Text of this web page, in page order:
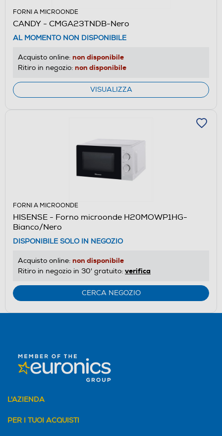
FORNI A MICROONDE
CANDY - CMGA23TNDB-Nero
AL MOMENTO NON DISPONIBILE
Acquisto online: non disponibile
Ritiro in negozio: non disponibile
VISUALIZZA
FORNI A MICROONDE
HISENSE - Forno microonde H20MOWP1HG-
Bianco/Nero
DISPONIBILE SOLO IN NEGOZIO
Acquisto online: non disponibile
Ritiro in negozio in 30' gratuito: verifica
CERCA NEGOZIO
L'AZIENDA
PER I TUOI ACQUISTI